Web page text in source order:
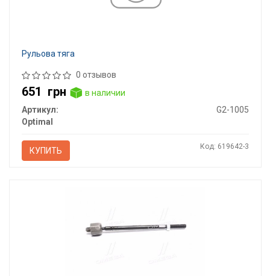
Рульова тяга
0 отзывов
651 грн
в наличии
Артикул:
G2-1005
Optimal
КУПИТЬ Код: 619642-3